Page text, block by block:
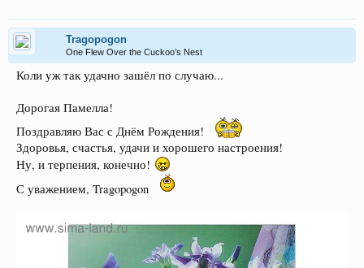
Tragopogon
One Flew Over the Cuckoo’s Nest
Коли уж так удачно зашёл по случаю...
Дорогая Памелла!
Поздравляю Вас с Днём Рождения!
Здоровья, счастья, удачи и хорошего настроения!
Ну, и терпения, конечно!
С уважением, Tragopogon